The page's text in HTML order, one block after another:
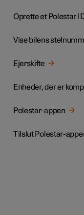
Oprette et Polestar
Vise bilens
Ejerskifte
Enheder, der er
Polestar-appen
Tilslut Polestar-